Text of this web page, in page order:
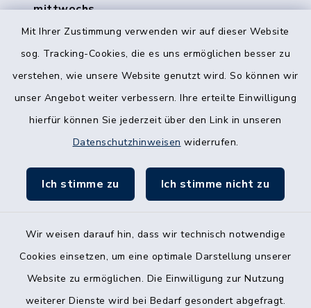
Mit Ihrer Zustimmung verwenden wir auf dieser Website
sog. Tracking-Cookies, die es uns ermöglichen besser zu
verstehen, wie unsere Website genutzt wird. So können wir
unser Angebot weiter verbessern. Ihre erteilte Einwilligung
hierfür können Sie jederzeit über den Link in unseren
Datenschutzhinweisen widerrufen.
Ich stimme zu Ich stimme nicht zu
Wir weisen darauf hin, dass wir technisch notwendige
Cookies einsetzen, um eine optimale Darstellung unserer
Website zu ermöglichen. Die Einwilligung zur Nutzung
weiterer Dienste wird bei Bedarf gesondert abgefragt.
mittwochs
geschlossen
Telefonisch erreichen Sie uns zu unseren
Öffnungszeiten.
Quicklinks
Kontakt